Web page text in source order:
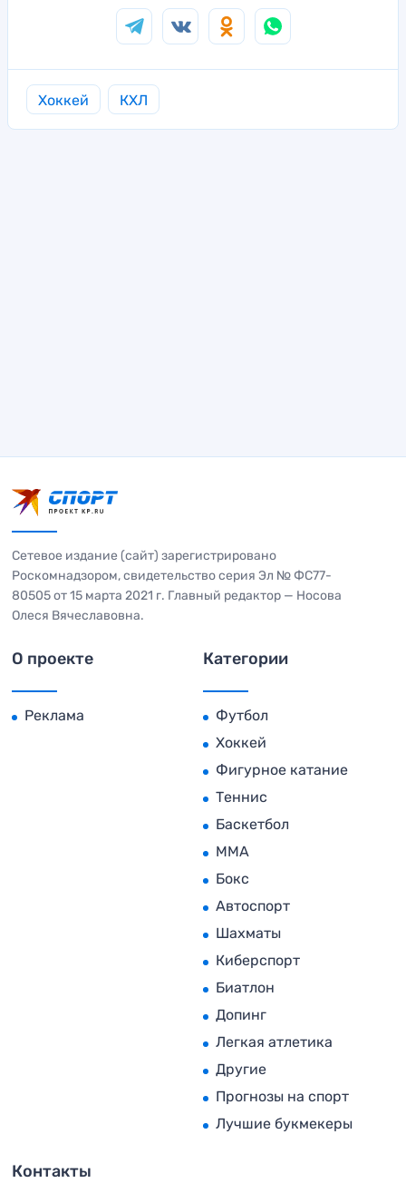
Хоккей КХЛ
Сетевое издание (сайт) зарегистрировано
Роскомнадзором, свидетельство серия Эл № ФС77-
80505 от 15 марта 2021 г. Главный редактор — Носова
Олеся Вячеславовна.
О проекте
Реклама
Категории
Футбол
Хоккей
Фигурное катание
Теннис
Баскетбол
MMA
Бокс
Автоспорт
Шахматы
Киберспорт
Биатлон
Допинг
Легкая атлетика
Другие
Прогнозы на спорт
Лучшие букмекеры
Контакты